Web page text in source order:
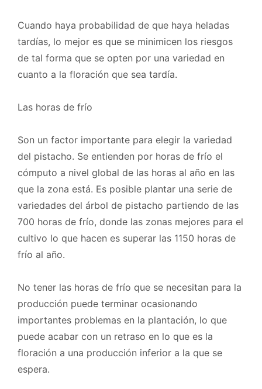
Cuando haya probabilidad de que haya heladas
tardías, lo mejor es que se minimicen los riesgos
de tal forma que se opten por una variedad en
cuanto a la floración que sea tardía.
Las horas de frío
Son un factor importante para elegir la variedad
del pistacho. Se entienden por horas de frío el
cómputo a nivel global de las horas al año en las
que la zona está. Es posible plantar una serie de
variedades del árbol de pistacho partiendo de las
700 horas de frío, donde las zonas mejores para el
cultivo lo que hacen es superar las 1150 horas de
frío al año.
No tener las horas de frío que se necesitan para la
producción puede terminar ocasionando
importantes problemas en la plantación, lo que
puede acabar con un retraso en lo que es la
floración a una producción inferior a la que se
espera.